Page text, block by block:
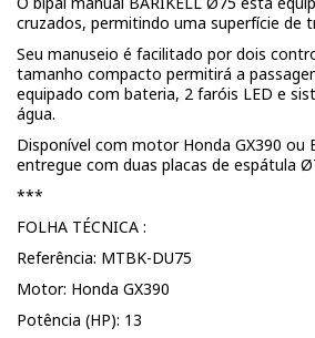
cruzados, permitindo uma superfície de
Seu manuseio é facilitado por dois
tamanho compacto permitirá a
equipado com bateria, 2 faróis LED e
água.
Disponível com motor Honda GX390 ou
entregue com duas placas de espátula
***
FOLHA TÉCNICA :
Referência: MTBK-DU75
Motor: Honda GX390
Potência (HP): 13